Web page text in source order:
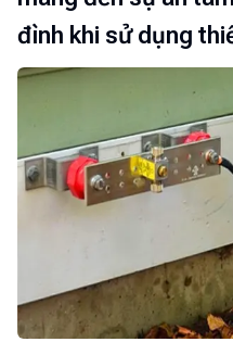
đình khi sử dụng